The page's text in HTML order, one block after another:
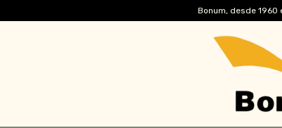
Bonum, desde 1960